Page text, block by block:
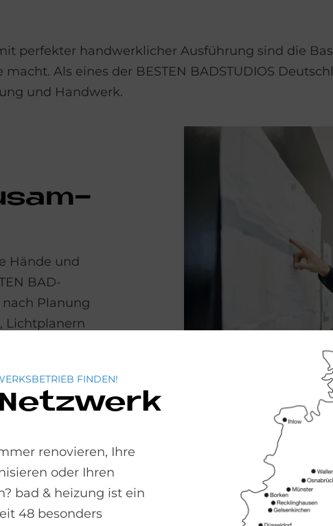
perfekter handwerklicher Ausführung sind die
Als eines der BESTEN BADSTUDIOS
und Handwerk.
Hände und
BAD­
nach Planung
Licht­planern
Bad aus
FINDEN!
renovieren, Ihre
oder Ihren
bad & heizung ist ein
48 besonders